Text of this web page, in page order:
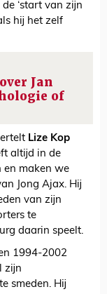
‘start van zijn
hij het zelf
Jan
of
Lize Kop
altijd in de
en maken we
Jong Ajax. Hij
van zijn
te
daarin speelt.
1994-2002
zijn
smeden. Hij